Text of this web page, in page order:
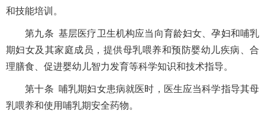
和技能培训。
第九条 基层医疗卫生机构应当向育龄妇女、孕妇和哺乳
期妇女及其家庭成员，提供母乳喂养和预防婴幼儿疾病、合
理膳食、促进婴幼儿智力发育等科学知识和技术指导。
第十条 哺乳期妇女患病就医时，医生应当科学指导其母
乳喂养和使用哺乳期安全药物。